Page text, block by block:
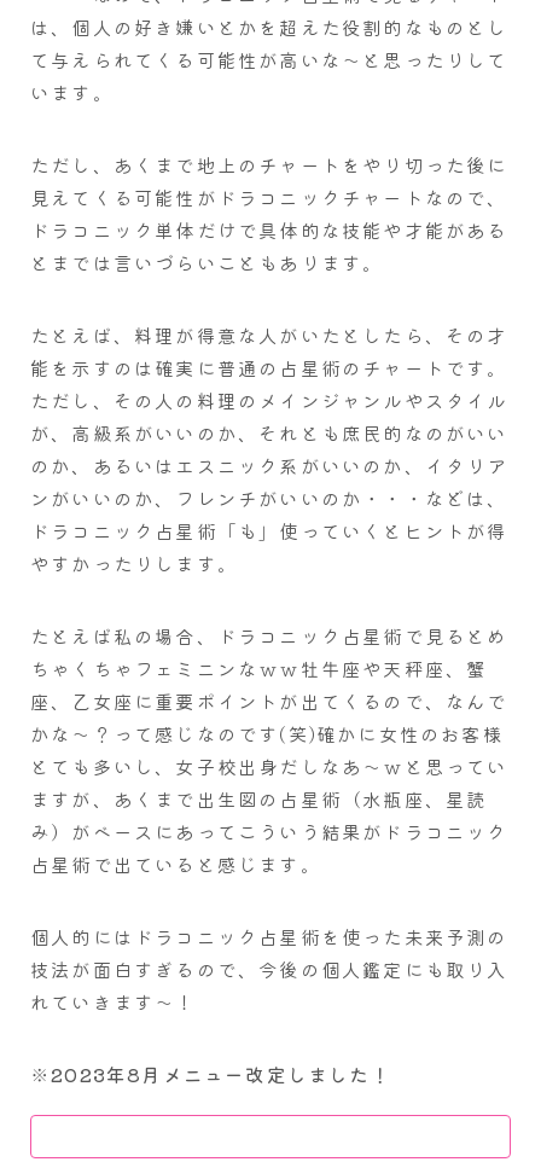
は、個人の好き嫌いとかを超えた役割的なものとし
て与えられてくる可能性が高いな～と思ったりして
います。
ただし、あくまで地上のチャートをやり切った後に
見えてくる可能性がドラコニックチャートなので、
ドラコニック単体だけで具体的な技能や才能がある
とまでは言いづらいこともあります。
たとえば、料理が得意な人がいたとしたら、その才
能を示すのは確実に普通の占星術のチャートです。
ただし、その人の料理のメインジャンルやスタイル
が、高級系がいいのか、それとも庶民的なのがいい
のか、あるいはエスニック系がいいのか、イタリア
ンがいいのか、フレンチがいいのか・・・などは、
ドラコニック占星術「も」使っていくとヒントが得
やすかったりします。
たとえば私の場合、ドラコニック占星術で見るとめ
ちゃくちゃフェミニンなｗｗ牡牛座や天秤座、蟹
座、乙女座に重要ポイントが出てくるので、なんで
かな～？って感じなのです(笑)確かに女性のお客様
とても多いし、女子校出身だしなあ～ｗと思ってい
ますが、あくまで出生図の占星術（水瓶座、星読
み）がベースにあってこういう結果がドラコニック
占星術で出ていると感じます。
個人的にはドラコニック占星術を使った未来予測の
技法が面白すぎるので、今後の個人鑑定にも取り入
れていきます～！
※2023年8月メニュー改定しました！